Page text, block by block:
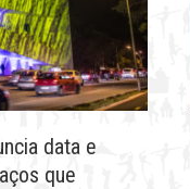
data e
que